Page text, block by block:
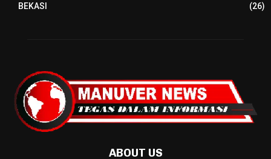
BEKASI
(26)
ABOUT US